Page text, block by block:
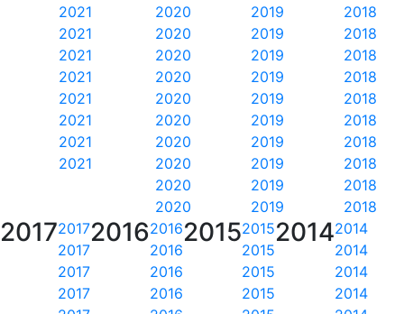
2021
2021
2021
2021
2021
2021
2021
2021
2020
2020
2020
2020
2020
2020
2020
2020
2020
2020
2019
2019
2019
2019
2019
2019
2019
2019
2019
2019
2018
2018
2018
2018
2018
2018
2018
2018
2018
2018
20172017
2017
2017
2017
20162016
2016
2016
2016
20152015
2015
2015
2015
20142014
2014
2014
2014